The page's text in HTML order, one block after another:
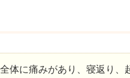
体に痛みがあり、寝返り、